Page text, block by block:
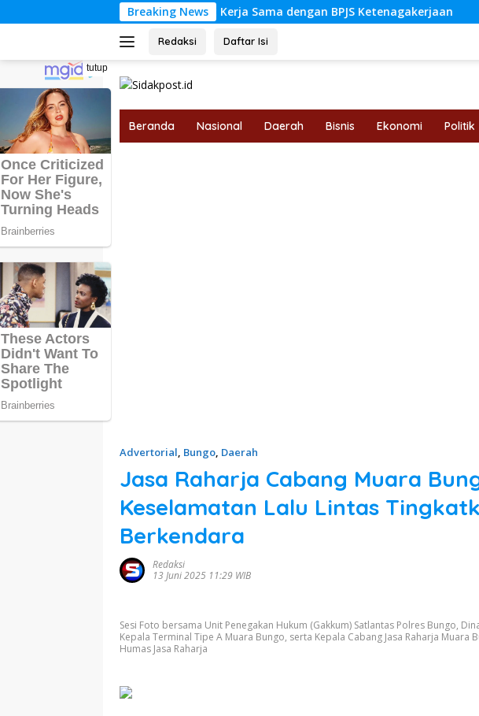
ke
Breaking News
Pekerja Lewat Kerja Sama dengan BPJS Ketenagakerjaan Usai Aksi
Redaksi Daftar Isi
tutup
Beranda Nasional Daerah Bisnis Ekonomi Politik
Advertorial, Bungo, Daerah
Jasa Raharja Cabang Muara
Keselamatan Lalu Lintas
Berkendara
Redaksi
13 Juni 2025 11:29 WIB
Sesi Foto bersama Unit Penegakan Hukum (Gakkum) Satlantas Polres Bungo,
Kepala Terminal Tipe A Muara Bungo, serta Kepala Cabang Jasa Raharja Muara
Humas Jasa Raharja